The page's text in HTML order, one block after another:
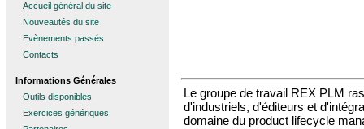
Accueil général du site
Nouveautés du site
Evènements passés
Contacts
Informations Générales
Outils disponibles
Exercices génériques
Le groupe de travail REX PLM
d'industriels, d'éditeurs et
domaine du product lifecycle